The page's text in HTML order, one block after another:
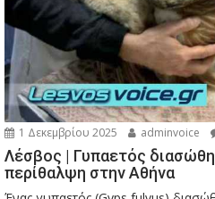
1 Δεκεμβρίου 2025 adminvoice
Λέσβος | Γυπαετός
περίθαλψη στην Αθήνα